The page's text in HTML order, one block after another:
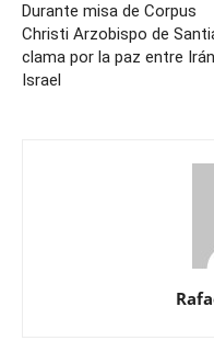
Durante misa de Corpus
Christi Arzobispo de
clama por la paz entre
Israel